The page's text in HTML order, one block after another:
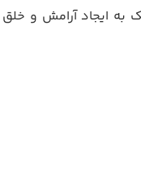
به ایجاد آرامش و